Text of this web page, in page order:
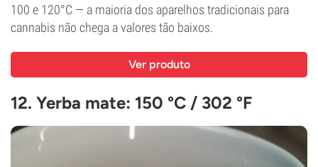
100 e 120°C — a maioria dos aparelhos tradicionais para
cannabis não chega a valores tão baixos.
Ver produto
12. Yerba mate: 150 °C / 302 °F